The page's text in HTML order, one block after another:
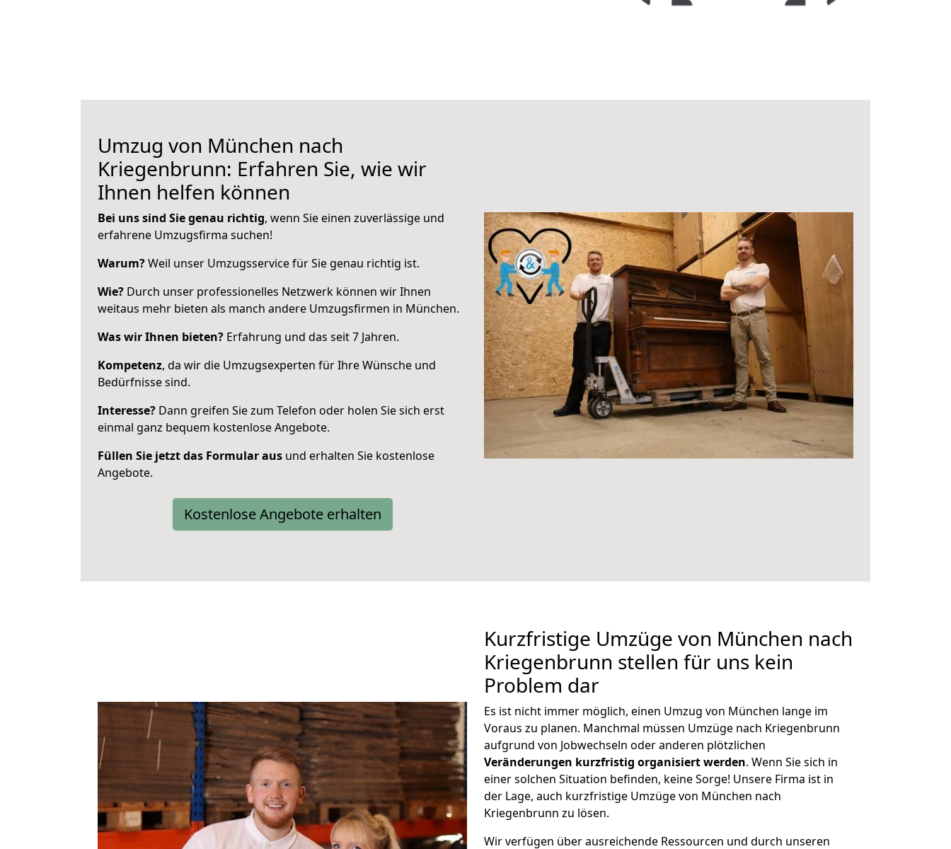
Umzug von München nach
Kriegenbrunn: Erfahren Sie, wie wir
Ihnen helfen können
Bei uns sind Sie genau richtig, wenn Sie einen zuverlässige und
erfahrene Umzugsfirma suchen!
Warum?Weil unser Umzugsservice für Sie genau richtig ist.
Wie? Durch unser professionelles Netzwerk können wir Ihnen
weitaus mehr bieten als manch andere Umzugsfirmen in München.
Was wir Ihnen bieten? Erfahrung und das seit 7 Jahren.
Kompetenz, da wir die Umzugsexperten für Ihre Wünsche und
Bedürfnisse sind.
Interesse? Dann greifen Sie zum Telefon oder holen Sie sich erst
einmal ganz bequem kostenlose Angebote.
Füllen Sie jetzt das Formular aus und erhalten Sie kostenlose
Angebote.
Kostenlose Angebote erhalten
Kurzfristige Umzüge von München nach
Kriegenbrunn stellen für uns kein
Problem dar
Es ist nicht immer möglich, einen Umzug von München lange im
Voraus zu planen. Manchmal müssen Umzüge nach Kriegenbrunn
aufgrund von Jobwechseln oder anderen plötzlichen
Veränderungen kurzfristig organisiert werden. Wenn Sie sich in
einer solchen Situation befinden, keine Sorge! Unsere Firma ist in
der Lage, auch kurzfristige Umzüge von München nach
Kriegenbrunn zu lösen.
Wir verfügen über ausreichende Ressourcen und durch unseren